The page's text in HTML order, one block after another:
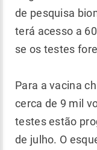
de pesquisa
terá acesso a
se os testes
Para a vacina
cerca de 9 mil
testes estão
de julho. O